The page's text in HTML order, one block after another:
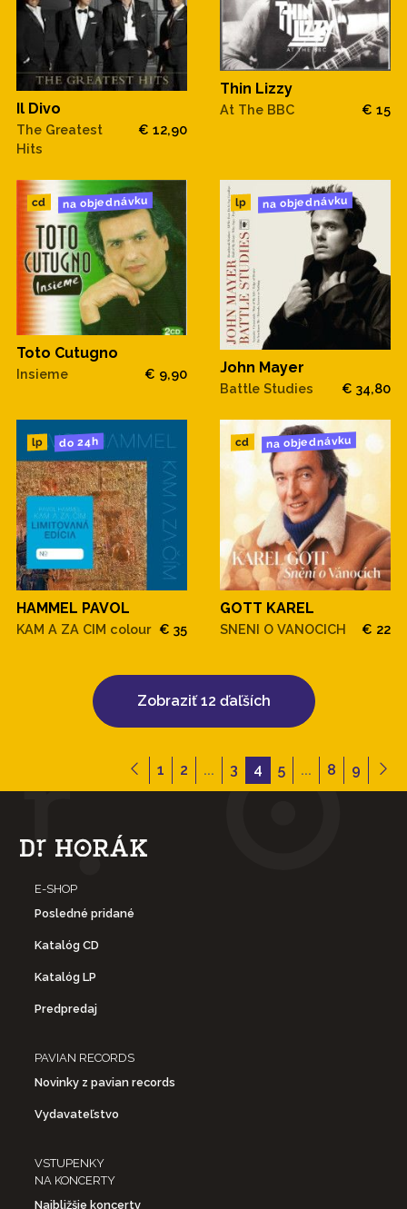
Il Divo
The Greatest
Hits
€ 12,90
Thin Lizzy
At The BBC € 15
cd na objednávku
Toto Cutugno
Insieme € 9,90
lp na objednávku
John Mayer
Battle Studies € 34,80
lp do 24h
HAMMEL PAVOL
KAM A ZA CIM colour € 35
cd na objednávku
GOTT KAREL
SNENI O VANOCICH € 22
Zobraziť 12 ďaľších
1 2 ... 3 4 5 ... 8 9
E-SHOP
Posledné pridané
Katalóg CD
Katalóg LP
Predpredaj
PAVIAN RECORDS
Novinky z pavian records
Vydavateľstvo
VSTUPENKY
NA KONCERTY
Najbližšie koncerty